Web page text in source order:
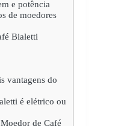
e potência
de moedores
Bialetti
vantagens do
é elétrico ou
de Café